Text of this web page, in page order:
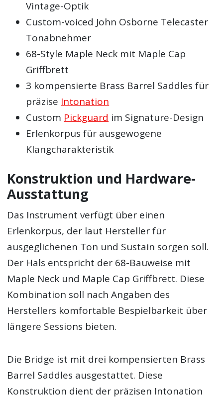
Vintage-Optik
Custom-voiced John Osborne Telecaster
Tonabnehmer
68-Style Maple Neck mit Maple Cap
Griffbrett
3 kompensierte Brass Barrel Saddles für
präzise Intonation
Custom Pickguard im Signature-Design
Erlenkorpus für ausgewogene
Klangcharakteristik
Konstruktion und Hardware-
Ausstattung
Das Instrument verfügt über einen
Erlenkorpus, der laut Hersteller für
ausgeglichenen Ton und Sustain sorgen soll.
Der Hals entspricht der 68-Bauweise mit
Maple Neck und Maple Cap Griffbrett. Diese
Kombination soll nach Angaben des
Herstellers komfortable Bespielbarkeit über
längere Sessions bieten.
Die Bridge ist mit drei kompensierten Brass
Barrel Saddles ausgestattet. Diese
Konstruktion dient der präzisen Intonation